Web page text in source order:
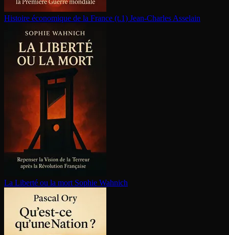
Histoire économique de la France (t.1) Jean-Charles Asselain
La Liberté ou la mort Sophie Wahnich